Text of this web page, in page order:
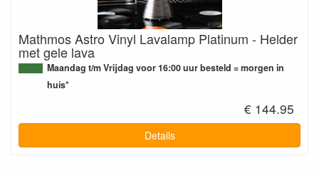
Mathmos Astro Vinyl Lavalamp Platinum - Helder
met gele lava
Maandag t/m Vrijdag voor 16:00 uur besteld = morgen in
huis*
€ 144.95
Details